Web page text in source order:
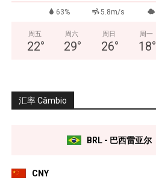
63% 5.8m/s
周五
22°
周六
29°
周日
26°
周一
18°
汇率 Câmbio
BRL - 巴西雷亚尔
CNY